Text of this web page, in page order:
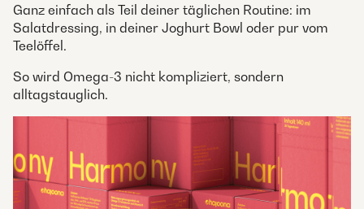
Ganz einfach als Teil deiner täglichen Routine: im
Salatdressing, in deiner Joghurt Bowl oder pur vom
Teelöffel.
So wird Omega-3 nicht kompliziert, sondern
alltagstauglich.